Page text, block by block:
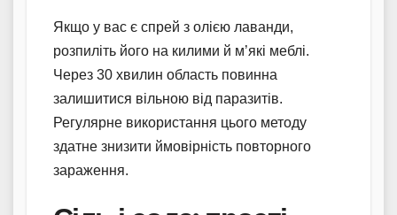
Якщо у вас є спрей з олією лаванди,
розпиліть його на килими й м’які меблі.
Через 30 хвилин область повинна
залишитися вільною від паразитів.
Регулярне використання цього методу
здатне знизити ймовірність повторного
зараження.